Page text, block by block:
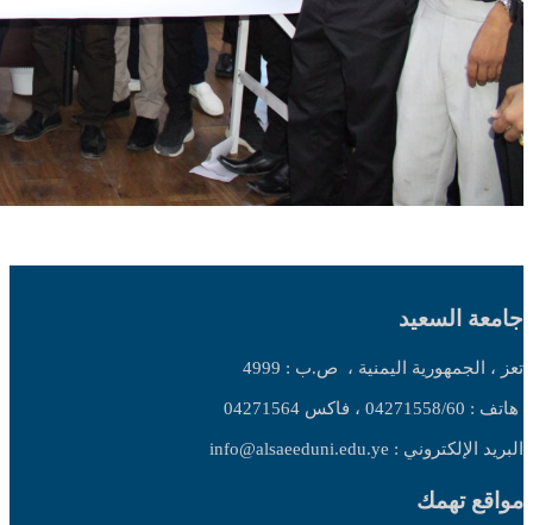
جامعة السعيد
تعز ، الجمهورية اليمنية ، ص.ب : 4999
هاتف : 04271558/60 ، فاكس 04271564
البريد الإلكتروني : info@alsaeeduni.edu.ye
مواقع تهمك